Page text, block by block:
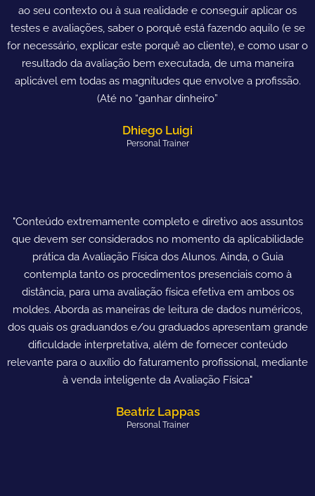
ao seu contexto ou à sua realidade e conseguir aplicar os
testes e avaliações, saber o porquê está fazendo aquilo (e se
for necessário, explicar este porquê ao cliente), e como usar o
resultado da avaliação bem executada, de uma maneira
aplicável em todas as magnitudes que envolve a profissão.
(Até no “ganhar dinheiro”
Dhiego Luigi
Personal Trainer
"Conteúdo extremamente completo e diretivo aos assuntos
que devem ser considerados no momento da aplicabilidade
prática da Avaliação Física dos Alunos. Ainda, o Guia
contempla tanto os procedimentos presenciais como à
distância, para uma avaliação física efetiva em ambos os
moldes. Aborda as maneiras de leitura de dados numéricos,
dos quais os graduandos e/ou graduados apresentam grande
dificuldade interpretativa, além de fornecer conteúdo
relevante para o auxílio do faturamento profissional, mediante
à venda inteligente da Avaliação Física"
Beatriz Lappas
Personal Trainer